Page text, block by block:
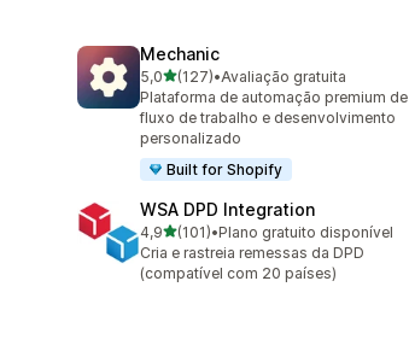
Mechanic
5,0de 5 estrelas
(127)
127 avaliações ao todo
•Avaliação gratuita
Plataforma de automação premium de
fluxo de trabalho e desenvolvimento
personalizado
Built for Shopify
WSA DPD Integration
4,9de 5 estrelas
(101)
101 avaliações ao todo
•Plano gratuito disponível
Cria e rastreia remessas da DPD
(compatível com 20 países)